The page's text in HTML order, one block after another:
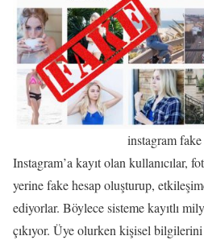
instagram fake
Instagram’a kayıt olan kullanıcılar,
yerine fake hesap oluşturup,
ediyorlar. Böylece sisteme kayıtlı
çıkıyor. Üye olurken kişisel